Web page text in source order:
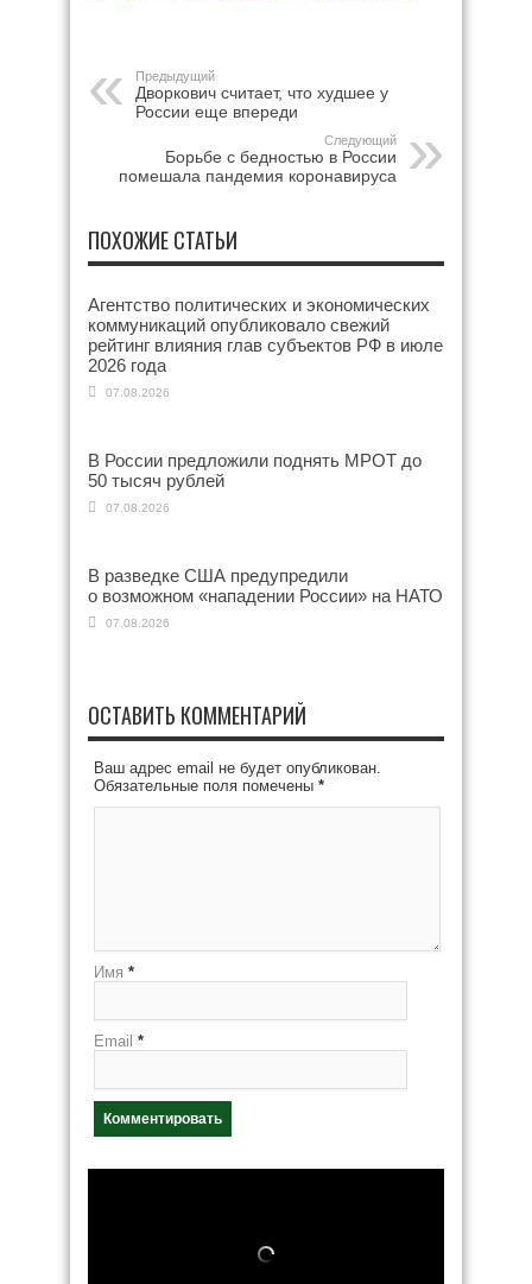
Предыдущий
Дворкович считает, что худшее у
России еще впереди
Следующий
Борьбе с бедностью в России
помешала пандемия коронавируса
ПОХОЖИЕ СТАТЬИ
Агентство политических и экономических
коммуникаций опубликовало свежий
рейтинг влияния глав субъектов РФ в июле
2026 года
07.08.2026
В России предложили поднять МРОТ до
50 тысяч рублей
07.08.2026
В разведке США предупредили
о возможном «нападении России» на НАТО
07.08.2026
ОСТАВИТЬ КОММЕНТАРИЙ
Ваш адрес email не будет опубликован.
Обязательные поля помечены *
Имя *
Email *